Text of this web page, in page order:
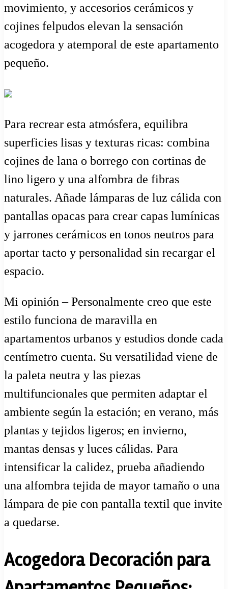
movimiento, y accesorios cerámicos y
cojines felpudos elevan la sensación
acogedora y atemporal de este apartamento
pequeño.
Para recrear esta atmósfera, equilibra
superficies lisas y texturas ricas: combina
cojines de lana o borrego con cortinas de
lino ligero y una alfombra de fibras
naturales. Añade lámparas de luz cálida con
pantallas opacas para crear capas lumínicas
y jarrones cerámicos en tonos neutros para
aportar tacto y personalidad sin recargar el
espacio.
Mi opinión – Personalmente creo que este
estilo funciona de maravilla en
apartamentos urbanos y estudios donde cada
centímetro cuenta. Su versatilidad viene de
la paleta neutra y las piezas
multifuncionales que permiten adaptar el
ambiente según la estación; en verano, más
plantas y tejidos ligeros; en invierno,
mantas densas y luces cálidas. Para
intensificar la calidez, prueba añadiendo
una alfombra tejida de mayor tamaño o una
lámpara de pie con pantalla textil que invite
a quedarse.
Acogedora Decoración para